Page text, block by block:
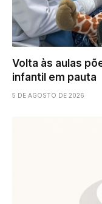
Volta às aulas
infantil em pauta
5 DE AGOSTO DE 2026